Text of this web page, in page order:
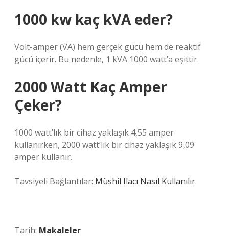
1000 kw kaç kVA eder?
Volt-amper (VA) hem gerçek gücü hem de reaktif
gücü içerir. Bu nedenle, 1 kVA 1000 watt’a eşittir.
2000 Watt Kaç Amper
Çeker?
1000 watt’lık bir cihaz yaklaşık 4,55 amper
kullanırken, 2000 watt’lık bir cihaz yaklaşık 9,09
amper kullanır.
Tavsiyeli Bağlantılar: Müshil Ilacı Nasıl Kullanılır
Tarih: Makaleler